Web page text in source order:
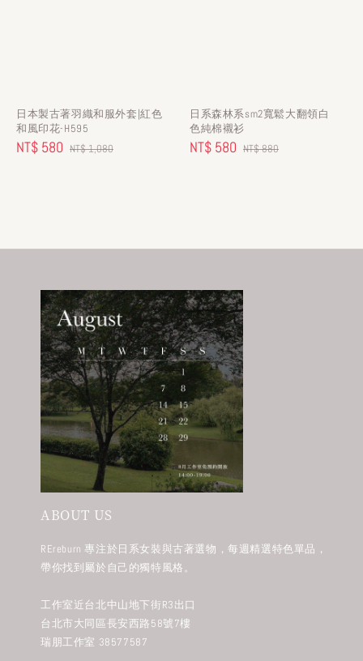
日本製古著羽織和服外套|紅色
和風印花-H595
Sale
NT$ 580 Regular
NT$ 1,080
日系森林系sm2寬鬆大翻領白
色純棉襯衫
Sale
NT$ 580 Regular
NT$ 880
ABOUT US
REreburn 專注於日系女裝與古著選物，每週精選特色單品，
帶你找到屬於自己的獨特風格。
工作室近台北中山地下街R3出口
台北市大同區長安西路58號7樓
瑞朋工作室 38577587